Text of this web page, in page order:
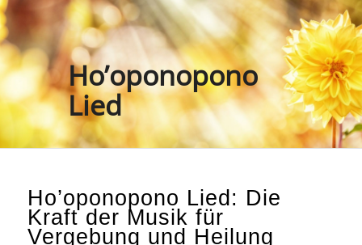
Ho’oponopono
Lied
Ho’oponopono Lied: Die
Kraft der Musik für
Vergebung und Heilung